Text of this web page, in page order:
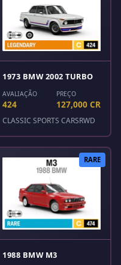
1973 BMW 2002 TURBO
AVALIAÇÃO
424
PREÇO
127,000 CR
CLASSIC SPORTS CARSRWD
RARE
1988 BMW M3